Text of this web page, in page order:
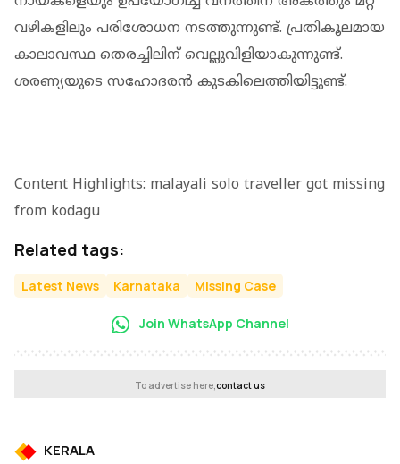
വഴികളിലും പരിശോധന നടത്തുന്നുണ്ട്. പ്രതികൂലമായ
കാലാവസ്ഥ തെരച്ചിലിന് വെല്ലുവിളിയാകുന്നുണ്ട്.
ശരണ്യയുടെ സഹോദരന്‍ കുടകിലെത്തിയിട്ടുണ്ട്.
Content Highlights: malayali solo traveller got missing
from kodagu
Related tags:
Latest News Karnataka Missing Case
Join WhatsApp Channel
To advertise here,contact us
KERALA